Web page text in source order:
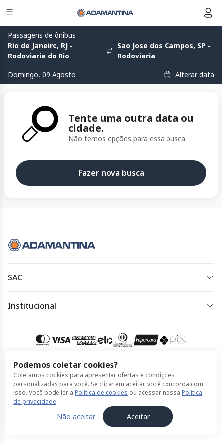
Passagens de ônibus
Rio de Janeiro, RJ -
Rodoviaria do Rio
Sao Jose dos Campos, SP -
Rodoviaria
Domingo, 09 Agosto
Alterar data
Tente uma outra data ou
cidade.
Não temos opções para essa busca.
Fazer nova busca
Podemos coletar cookies?
Coletamos cookies para apresentar ofertas e condições
personalizadas para você. Se clicar em aceitar, você concorda com
isso. Você pode ler aPolítica de cookies ou acessar nossaPolítica
de privacidade
Não aceitar Aceitar
SAC
Horário de atendimento:
Institucional
Política de Cookies
Compra 100% segura
© Expresso Adamantina feito por ClickBus 2026
Política de Cookies Termos de Uso